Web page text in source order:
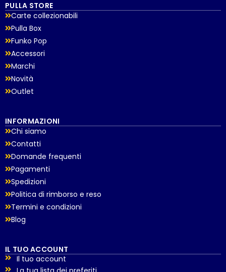
PULLA STORE
Carte collezionabili
Pulla Box
Funko Pop
Accessori
Marchi
Novità
Outlet
INFORMAZIONI
Chi siamo
Contatti
Domande frequenti
Pagamenti
Spedizioni
Politica di rimborso e reso
Termini e condizioni
Blog
IL TUO ACCOUNT
Il tuo account